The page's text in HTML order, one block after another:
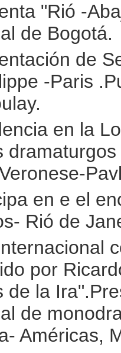
"Rió -
de Bogotá.
de
-Paris
en la
en e el
Rió de
por
de la
de
Américas,